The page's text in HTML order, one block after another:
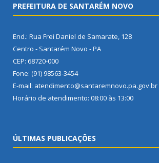
PREFEITURA DE SANTARÉM NOVO
End.: Rua Frei Daniel de Samarate, 128
Centro - Santarém Novo - PA
CEP: 68720-000
Fone: (91) 98563-3454
E-mail: atendimento@santaremnovo.pa.gov.br
Horário de atendimento: 08:00 às 13:00
ÚLTIMAS PUBLICAÇÕES